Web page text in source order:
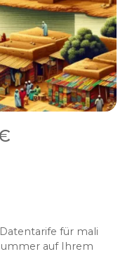
für mali
auf Ihrem